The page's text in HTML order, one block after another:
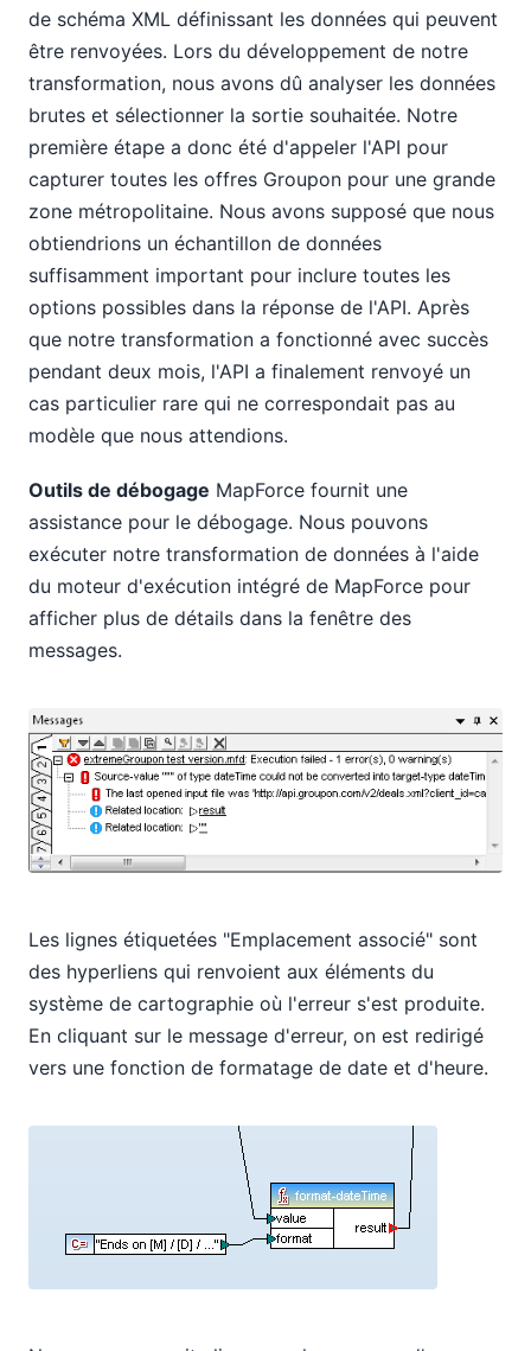
de schéma XML définissant les données qui peuvent
être renvoyées. Lors du développement de notre
transformation, nous avons dû analyser les données
brutes et sélectionner la sortie souhaitée. Notre
première étape a donc été d'appeler l'API pour
capturer toutes les offres Groupon pour une grande
zone métropolitaine. Nous avons supposé que nous
obtiendrions un échantillon de données
suffisamment important pour inclure toutes les
options possibles dans la réponse de l'API. Après
que notre transformation a fonctionné avec succès
pendant deux mois, l'API a finalement renvoyé un
cas particulier rare qui ne correspondait pas au
modèle que nous attendions.
Outils de débogage MapForce fournit une
assistance pour le débogage. Nous pouvons
exécuter notre transformation de données à l'aide
du moteur d'exécution intégré de MapForce pour
afficher plus de détails dans la fenêtre des
messages.
Les lignes étiquetées "Emplacement associé" sont
des hyperliens qui renvoient aux éléments du
système de cartographie où l'erreur s'est produite.
En cliquant sur le message d'erreur, on est redirigé
vers une fonction de formatage de date et d'heure.